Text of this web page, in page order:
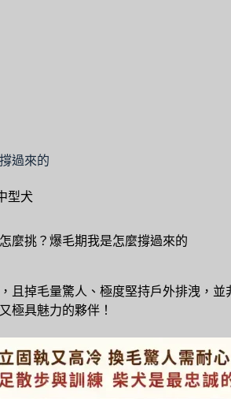
過來的
型犬
麼挑？爆毛期我是怎麼撐過來的
且掉毛量驚人、極度堅持戶外排洩，
極具魅力的夥伴！